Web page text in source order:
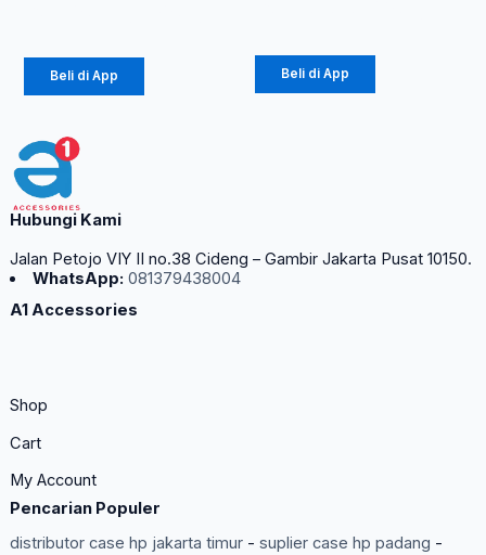
Beli di App Beli di App
Hubungi Kami
Jalan Petojo VIY II no.38 Cideng – Gambir Jakarta Pusat 10150.
WhatsApp: 081379438004
A1 Accessories
Shop
Cart
My Account
Pencarian Populer
distributor case hp jakarta timur- suplier case hp padang -